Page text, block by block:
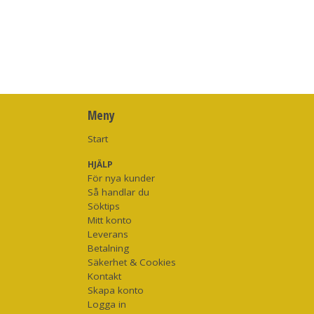
Meny
Start
HJÄLP
För nya kunder
Så handlar du
Söktips
Mitt konto
Leverans
Betalning
Säkerhet & Cookies
Kontakt
Skapa konto
Logga in